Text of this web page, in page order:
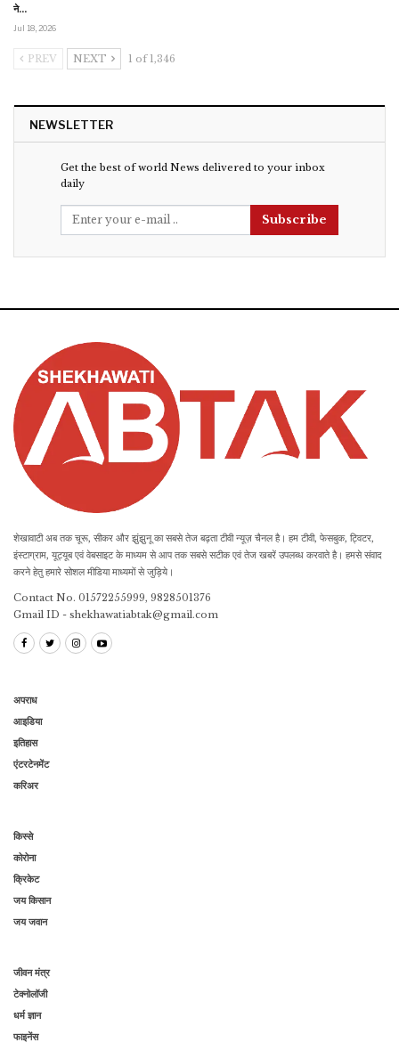
ने…
Jul 18, 2026
PREV NEXT 1 of 1,346
NEWSLETTER
Get the best of world News delivered to your inbox
daily
Subscribe
शेखावाटी अब तक चूरू, सीकर और झुंझुनू का सबसे तेज बढ़ता टीवी न्यूज़ चैनल है। हम टीवी, फेसबुक, ट्विटर,
इंस्टाग्राम, यूट्यूब एवं वेबसाइट के माध्यम से आप तक सबसे सटीक एवं तेज खबरें उपलब्ध करवाते है। हमसे संवाद
करने हेतु हमारे सोशल मीडिया माध्यमों से जुड़िये।
Contact No. 01572255999, 9828501376
Gmail ID - shekhawatiabtak@gmail.com
अपराध
आइडिया
इतिहास
एंटरटेनमेंट
करिअर
किस्से
कोरोना
क्रिकेट
जय किसान
जय जवान
जीवन मंत्र
टेक्नोलॉजी
धर्म ज्ञान
फाइनेंस